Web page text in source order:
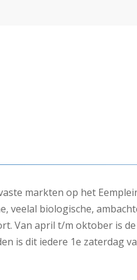
markten op het
veelal biologische,
Van april t/m oktober is
is dit iedere 1e zaterdag